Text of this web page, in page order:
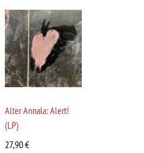
Alter Annala: Alert!
(LP)
27,90€